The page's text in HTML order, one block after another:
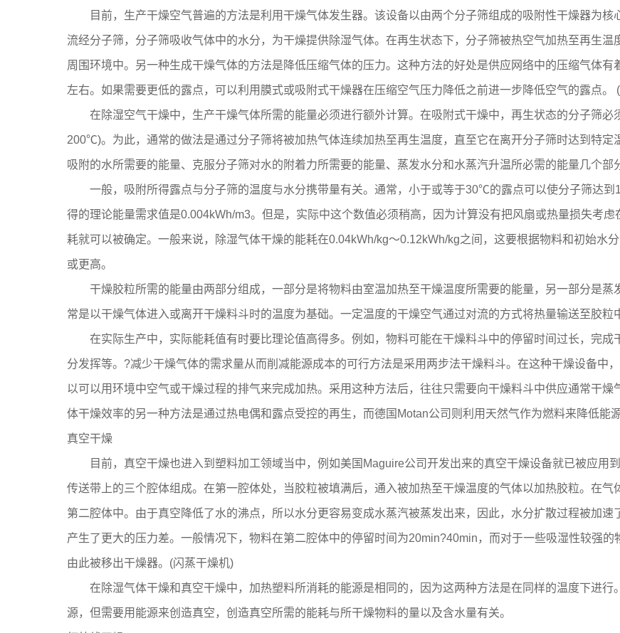
目前，生产干燥空气普遍的方法是利用干燥气体发生器。该设备以由两个分子筛组成的吸附性干燥器为核
流经分子筛，分子筛吸收气体中的水分，为干燥提供除湿气体。在再生状态下，分子筛被热空气加热至再生
周围环境中。另一种生成干燥气体的方法是降低压缩气体的压力。这种方法的好处是供应网络中的压缩气体
左右。如果需要更低的露点，可以利用膜式或吸附式干燥器在压缩空气压力降低之前进一步降低空气的露点。
在除湿空气干燥中，生产干燥气体所需的能量必须进行额外计算。在吸附式干燥中，再生状态的分子筛必
200℃)。为此，通常的做法是通过分子筛将被加热气体连续加热至再生温度，直至它在离开分子筛时达到特
吸附的水所需要的能量、克服分子筛对水的附着力所需要的能量、蒸发水分和水蒸汽升温所必需的能量几个部
一般，吸附所得露点与分子筛的温度与水分携带量有关。通常，小于或等于30℃的露点可以使分子筛达到
得的理论能量需求值是0.004kWh/m3。但是，实际中这个数值必须稍高，因为计算没有把风扇或热量损失考
耗就可以被确定。一般来说，除湿气体干燥的能耗在0.04kWh/kg～0.12kWh/kg之间，这要根据物料和初始水
或更高。
干燥胶粒所需的能量由两部分组成，一部分是将物料由室温加热至干燥温度所需要的能量，另一部分是蒸
常是以干燥气体进入或离开干燥料斗时的温度为基础。一定温度的干燥空气通过对流的方式将热量输送至胶粒
在实际生产中，实际能耗值有时要比理论值高得多。例如，物料可能在干燥料斗中的停留时间过长，完成
分发挥等。?减少干燥气体的需求量从而削减能源成本的可行方法是采用两步法干燥料斗。在这种干燥设备中
以可以用环境中空气或干燥过程的排气来完成加热。采用这种方法后，往往只需要向干燥料斗中供应通常干
体干燥效率的另一种方法是通过热电偶和露点受控的再生，而德国Motan公司则利用天然气作为燃料来降低能
真空干燥
目前，真空干燥也进入到塑料加工领域当中，例如美国Maguire公司开发出来的真空干燥设备就已被应用
传送带上的三个腔体组成。在第一腔体处，当胶粒被填满后，通入被加热至干燥温度的气体以加热胶粒。在
第二腔体中。由于真空降低了水的沸点，所以水分更容易变成水蒸汽被蒸发出来，因此，水分扩散过程被加速
产生了更大的压力差。一般情况下，物料在第二腔体中的停留时间为20min?40min，而对于一些吸湿性较强
由此被移出干燥器。(闪蒸干燥机)
在除湿气体干燥和真空干燥中，加热塑料所消耗的能源是相同的，因为这两种方法是在同样的温度下进行
源，但需要用能源来创造真空，创造真空所需的能耗与所干燥物料的量以及含水量有关。